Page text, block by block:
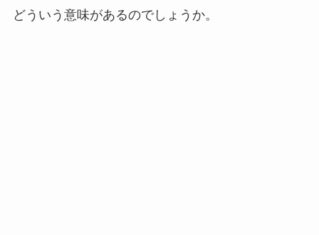
どういう意味があるのでしょうか。